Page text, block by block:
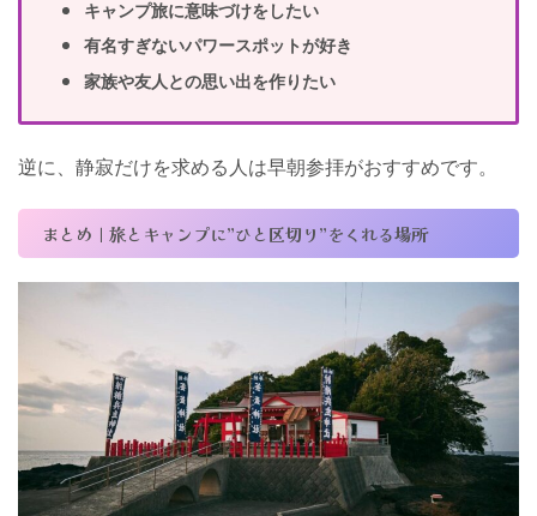
キャンプ旅に意味づけをしたい
有名すぎないパワースポットが好き
家族や友人との思い出を作りたい
逆に、静寂だけを求める人は早朝参拝がおすすめです。
まとめ｜旅とキャンプに”ひと区切り”をくれる場所